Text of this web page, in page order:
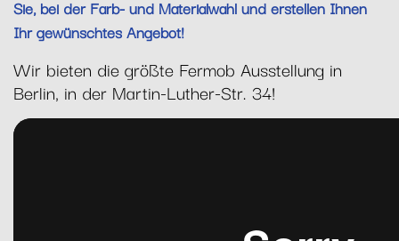
Sie, bei der Farb- und Materialwahl und erstellen Ihnen
Ihr gewünschtes Angebot!
Wir bieten die größte Fermob Ausstellung in
Berlin, in der Martin-Luther-Str. 34!